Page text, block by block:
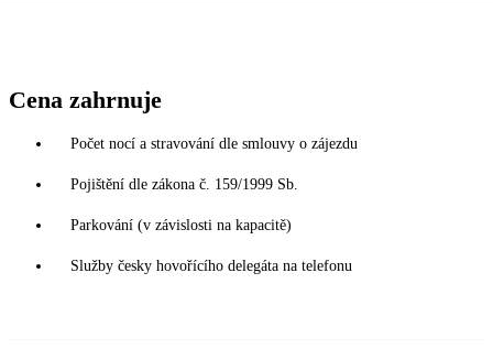
Cena zahrnuje
Počet nocí a stravování dle smlouvy o zájezdu
Pojištění dle zákona č. 159/1999 Sb.
Parkování (v závislosti na kapacitě)
Služby česky hovořícího delegáta na telefonu